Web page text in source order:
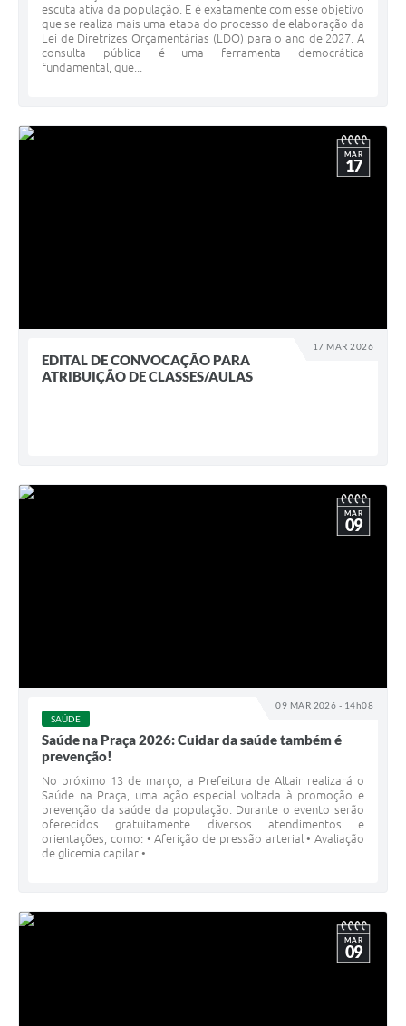
escuta ativa da população. E é exatamente com esse objetivo
que se realiza mais uma etapa do processo de elaboração da
Lei de Diretrizes Orçamentárias (LDO) para o ano de 2027. A
consulta pública é uma ferramenta democrática
fundamental, que...
17 MAR 2026
MAR
17
EDITAL DE CONVOCAÇÃO PARA
ATRIBUIÇÃO DE CLASSES/AULAS
09 MAR 2026 - 14h08
MAR
09
SAÚDE
Saúde na Praça 2026: Cuidar da saúde também é
prevenção!
No próximo 13 de março, a Prefeitura de Altair realizará o
Saúde na Praça, uma ação especial voltada à promoção e
prevenção da saúde da população. Durante o evento serão
oferecidos gratuitamente diversos atendimentos e
orientações, como: • Aferição de pressão arterial • Avaliação
de glicemia capilar •...
MAR
09